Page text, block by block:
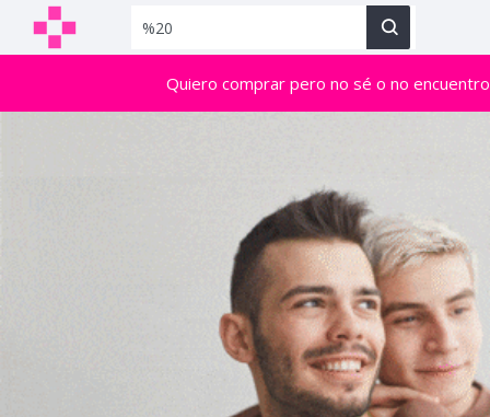
Quiero comprar pero no sé o no encuentro